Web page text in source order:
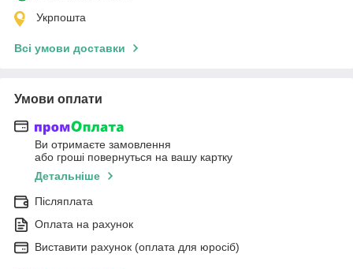
Укрпошта
Всі умови доставки
Умови оплати
Ви отримаєте замовлення
або гроші повернуться на вашу картку
Детальніше
Післяплата
Оплата на рахунок
Виставити рахунок (оплата для юросіб)